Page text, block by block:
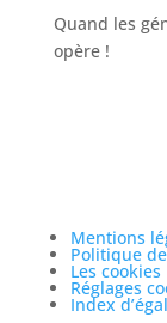
Quand les
opère !
Mentions
Politique
Les cookies
Réglages
Index